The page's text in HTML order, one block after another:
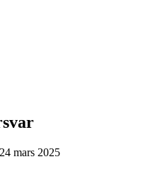
24 mars 2025